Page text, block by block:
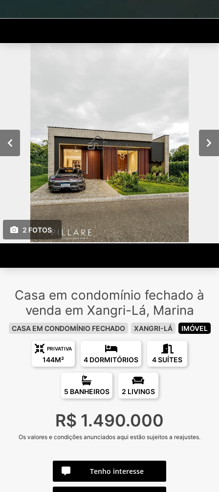
2 FOTOS
Casa em condomínio fechado à
venda em Xangri-Lá, Marina
CASA EM CONDOMÍNIO FECHADO XANGRI-LÁ IMÓVEL
PRIVATIVA
144M² 4 DORMITÓRIOS 4 SUÍTES
5 BANHEIROS 2 LIVINGS
R$ 1.490.000
Os valores e condições anunciados aqui estão sujeitos a reajustes.
Tenho interesse